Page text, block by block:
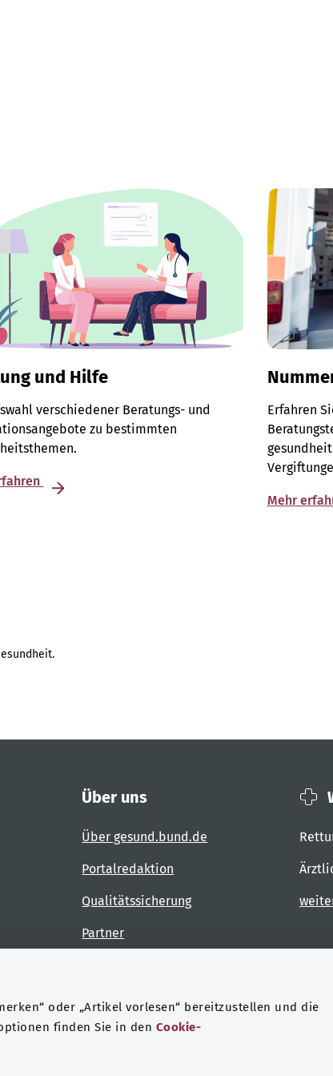
oder „Artikel vorlesen“ bereitzustellen und die
finden Sie in den Cookie-
und Hilfe
verschiedener Beratungs- und
zu bestimmten
Erfahren
Mehr
Über uns
Über gesund.bund.de
Portalredaktion
Qualitätssicherung
Partner